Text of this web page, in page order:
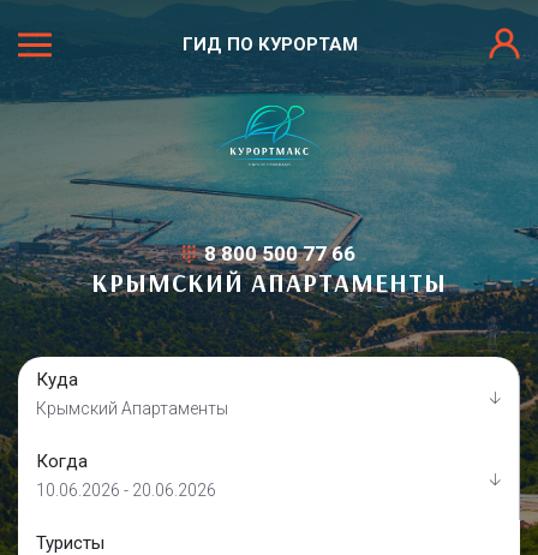
ГИД ПО КУРОРТАМ
8 800 500 77 66
КРЫМСКИЙ АПАРТАМЕНТЫ
Куда
Крымский Апартаменты
Когда
10.06.2026 - 20.06.2026
Туристы